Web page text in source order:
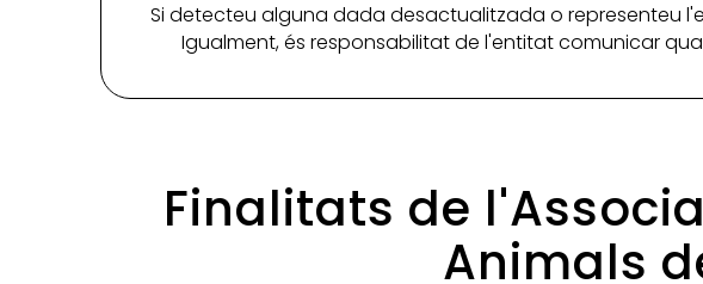
Si detecteu alguna dada desactualitzada o representeu
Igualment, és responsabilitat de l'entitat comunicar
Finalitats de
Animals